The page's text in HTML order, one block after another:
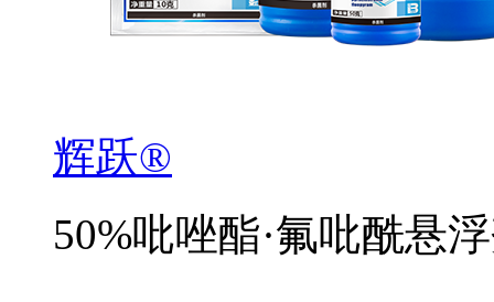
辉跃®
50%吡唑酯·氟吡酰悬